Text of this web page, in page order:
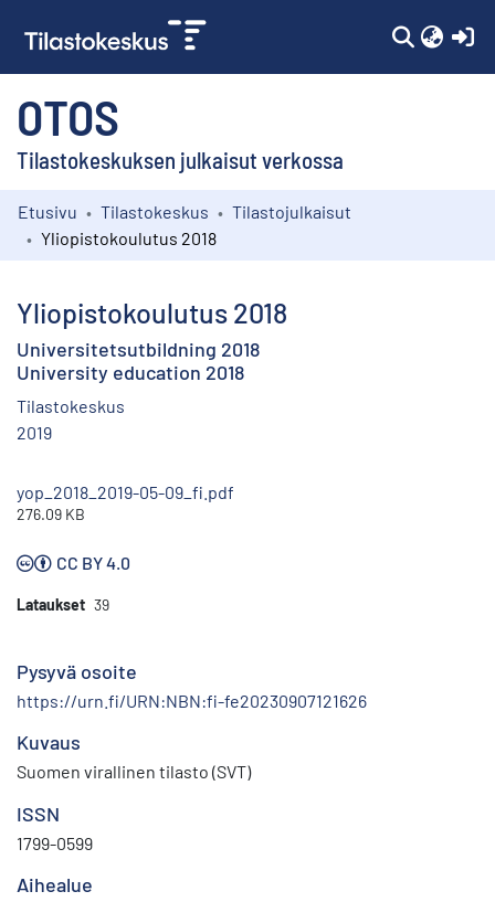
OTOS
Tilastokeskuksen julkaisut verkossa
Kokoelmat
Etusivu Tilastokeskus
Tilastojulkaisut
Yliopistokoulutus 2018
Yliopistokoulutus 2018
Universitetsutbildning 2018
University education 2018
Tilastokeskus
2019
yop_2018_2019-05-09_fi.pdf
276.09 KB
CC BY 4.0
Lataukset 39
Pysyvä osoite
https://urn.fi/URN:NBN:fi-fe20230907121626
Kuvaus
Suomen virallinen tilasto (SVT)
ISSN
1799-0599
Aihealue